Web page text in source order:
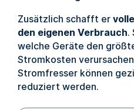
Zusätzlich schafft er
den eigenen Verbrauch.
welche Geräte den
Stromkosten
Stromfresser können
reduziert werden.